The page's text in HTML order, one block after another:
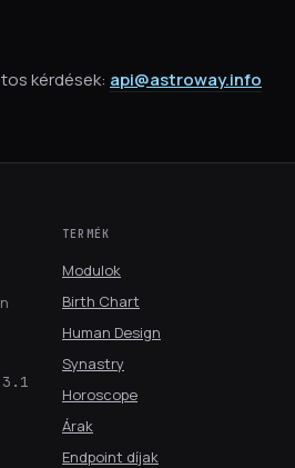
kérdések: api@astroway.info
TERMÉK
Modulok
Birth Chart
Human Design
Synastry
Horoscope
Árak
Endpoint díjak